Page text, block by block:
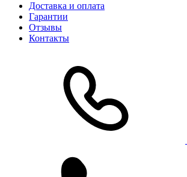
Доставка и оплата
Гарантии
Отзывы
Контакты